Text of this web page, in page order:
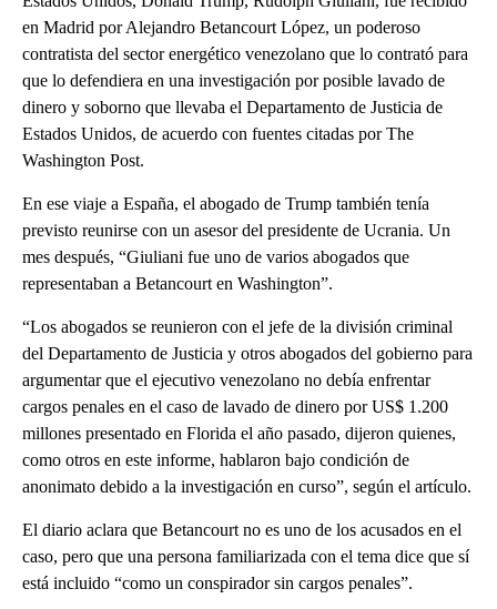
en Madrid por Alejandro Betancourt López, un poderoso
contratista del sector energético venezolano que lo contrató para
que lo defendiera en una investigación por posible lavado de
dinero y soborno que llevaba el Departamento de Justicia de
Estados Unidos, de acuerdo con fuentes citadas por The
Washington Post.
En ese viaje a España, el abogado de Trump también tenía
previsto reunirse con un asesor del presidente de Ucrania. Un
mes después, “Giuliani fue uno de varios abogados que
representaban a Betancourt en Washington”.
“Los abogados se reunieron con el jefe de la división criminal
del Departamento de Justicia y otros abogados del gobierno para
argumentar que el ejecutivo venezolano no debía enfrentar
cargos penales en el caso de lavado de dinero por US$ 1.200
millones presentado en Florida el año pasado, dijeron quienes,
como otros en este informe, hablaron bajo condición de
anonimato debido a la investigación en curso”, según el artículo.
El diario aclara que Betancourt no es uno de los acusados en el
caso, pero que una persona familiarizada con el tema dice que sí
está incluido “como un conspirador sin cargos penales”.